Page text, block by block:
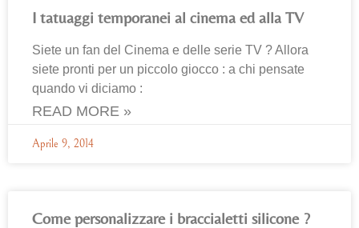
I tatuaggi temporanei al cinema ed alla TV
Siete un fan del Cinema e delle serie TV ? Allora
siete pronti per un piccolo giocco : a chi pensate
quando vi diciamo :
READ MORE »
Aprile 9, 2014
Come personalizzare i braccialetti silicone ?